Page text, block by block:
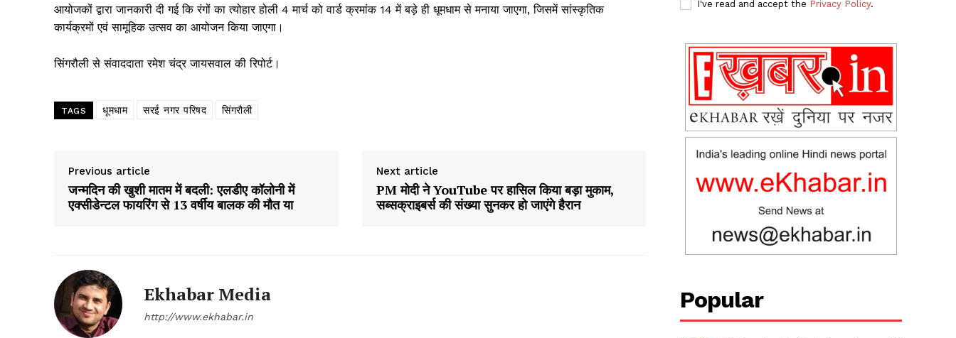
Company
About
आयोजकों द्वारा जानकारी दी गई कि रंगों का त्योहार होली 4 मार्च को वार्ड क्रमांक 14 में बड़े ही धूमधाम से मनाया जाएगा, जिसमें सांस्कृतिक
कार्यक्रमों एवं सामूहिक उत्सव का आयोजन किया जाएगा।
सिंगरौली से संवाददाता रमेश चंद्र जायसवाल की रिपोर्ट।
TAGS धूमधाम सरई नगर परिषद सिंगरौली
Previous article
जन्मदिन की खुशी मातम में बदली: एलडीए कॉलोनी में
एक्सीडेन्टल फायरिंग से 13 वर्षीय बालक की मौत या
Next article
PM मोदी ने YouTube पर हासिल किया बड़ा मुकाम,
सब्सक्राइबर्स की संख्या सुनकर हो जाएंगे हैरान
Ekhabar Media
http://www.ekhabar.in
I've read and accept the Privacy Policy.
Popular